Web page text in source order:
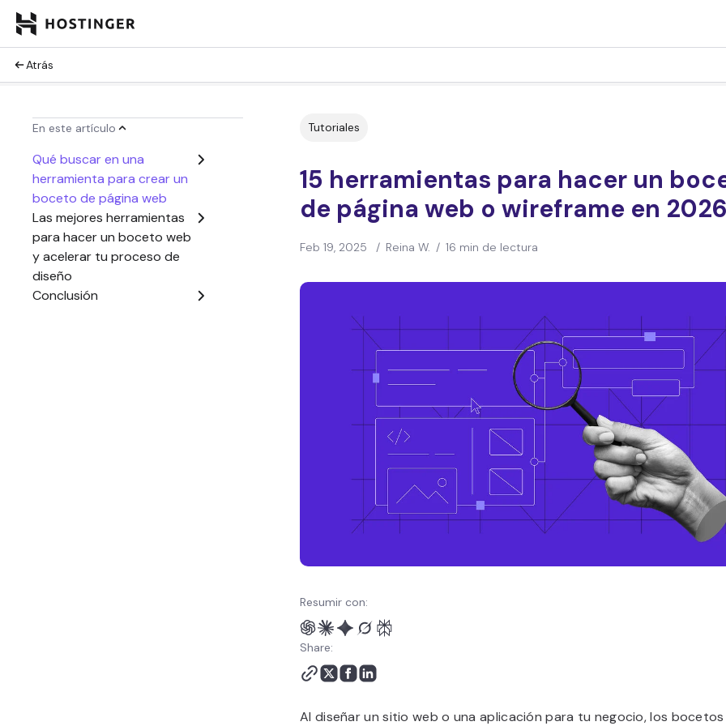
Atrás
En este artículo
Qué buscar en una
herramienta para crear un
boceto de página web
Las mejores herramientas
para hacer un boceto web
y acelerar tu proceso de
diseño
Conclusión
Tutoriales
15 herramientas para hacer un
de página web o wireframe en
Feb 19, 2025 / Reina W. / 16 min de lectura
Resumir con:
Share:
Al diseñar un sitio web o una aplicación para tu negocio, los